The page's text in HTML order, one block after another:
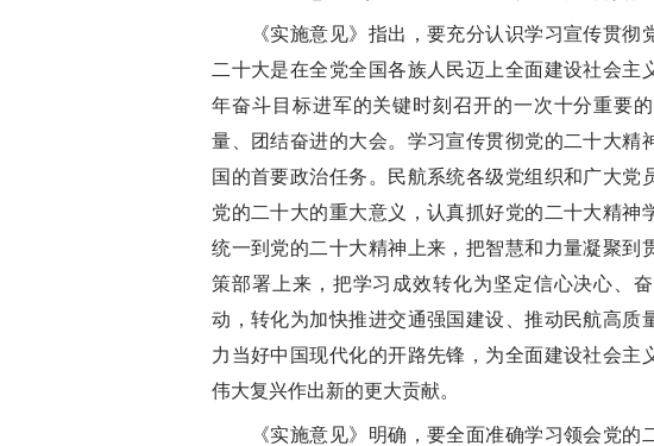
《实施意见》指出，要充分认识学习宣传贯彻
二十大是在全党全国各族人民迈上全面建设社会主
年奋斗目标进军的关键时刻召开的一次十分重要
量、团结奋进的大会。学习宣传贯彻党的二十大精
国的首要政治任务。民航系统各级党组织和广大党
党的二十大的重大意义，认真抓好党的二十大精神
统一到党的二十大精神上来，把智慧和力量凝聚到
策部署上来，把学习成效转化为坚定信心决心、
动，转化为加快推进交通强国建设、推动民航高质
力当好中国现代化的开路先锋，为全面建设社会主
伟大复兴作出新的更大贡献。
《实施意见》明确，要全面准确学习领会党的